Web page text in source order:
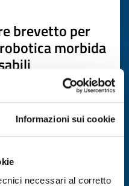
Informazioni sui cookie
necessari al corretto
brevetto per
morbida
SCOPRI DI PIÙ →
2027